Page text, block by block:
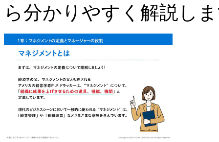
ら分かりやすく解説し